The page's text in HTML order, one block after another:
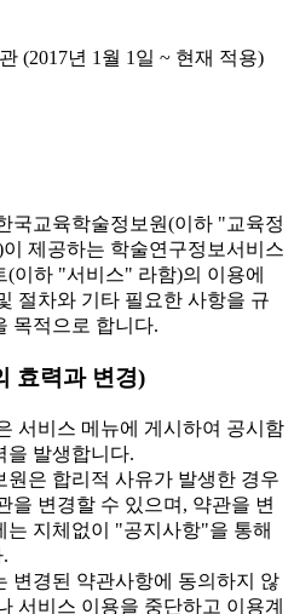
(2017년 1월 1일 ~ 현재 적용)
국교육학술정보원(이하 "교육정
제공하는 학술연구정보서비스
(이하 "서비스" 라함)의 이용에
절차와 기타 필요한 사항을 규
목적으로 합니다.
효력과 변경)
서비스 메뉴에 게시하여 공시함
을 발생합니다.
은 합리적 사유가 발생한 경우
을 변경할 수 있으며, 약관을 변
는 지체없이 "공지사항"을 통해
변경된 약관사항에 동의하지 않
서비스 이용을 중단하고 이용계